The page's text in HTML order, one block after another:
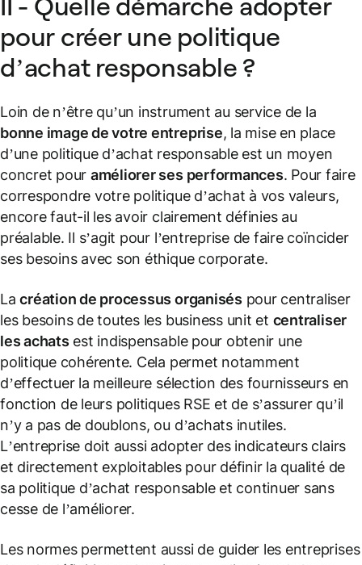
pour créer une politique
d’achat responsable ?
Loin de n’être qu’un instrument au service de la
bonne image de votre entreprise, la mise en place
d’une politique d’achat responsable est un moyen
concret pour améliorer ses performances. Pour faire
correspondre votre politique d’achat à vos valeurs,
encore faut-il les avoir clairement définies au
préalable. Il s’agit pour l’entreprise de faire coïncider
ses besoins avec son éthique corporate.
Lacréation de processus organisés pour centraliser
les besoins de toutes les business unit et centraliser
les achats est indispensable pour obtenir une
politique cohérente. Cela permet notamment
d’effectuer la meilleure sélection des fournisseurs en
fonction de leurs politiques RSE et de s’assurer qu’il
n’y a pas de doublons, ou d’achats inutiles.
L’entreprise doit aussi adopter des indicateurs clairs
et directement exploitables pour définir la qualité de
sa politique d’achat responsable et continuer sans
cesse de l’améliorer.
Les normes permettent aussi de guider les entreprises